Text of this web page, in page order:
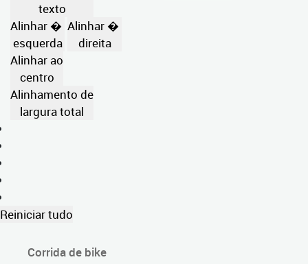
texto
Alinhar �
esquerda
Alinhar �
direita
Alinhar ao
centro
Alinhamento de
largura total
Reiniciar tudo
Corrida de bike